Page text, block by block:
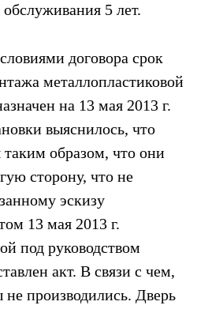
5 лет.
договора срок
металлопластиковой
на 13 мая 2013 г.
выяснилось, что
таким образом, что они
сторону, что не
эскизу
13 мая 2013 г.
под руководством
акт. В связи с чем,
производились. Дверь